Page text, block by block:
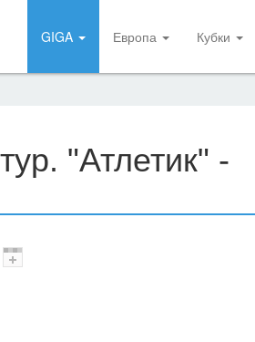
GIGA Европа Кубки
"Атлетик" -